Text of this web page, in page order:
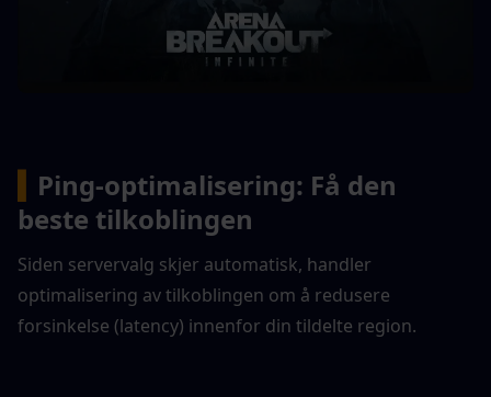
Ping-optimalisering: Få den
beste tilkoblingen
Siden servervalg skjer automatisk, handler
optimalisering av tilkoblingen om å redusere
forsinkelse (latency) innenfor din tildelte region.